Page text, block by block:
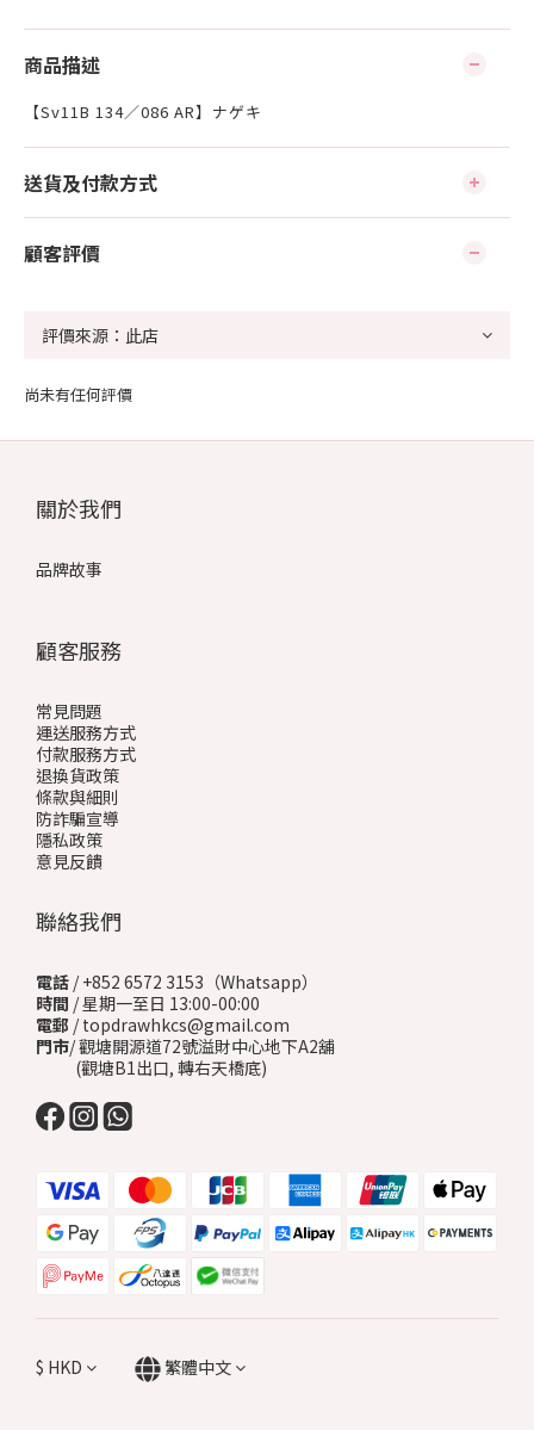
商品描述
【Sv11B 134／086 AR】ナゲキ
送貨及付款方式
顧客評價
尚未有任何評價
關於我們
品牌故事
顧客服務
常見問題
運送服務方式
付款服務方式
退換貨政策
條款與細則
防詐騙宣導
隱私政策
意見反饋
聯絡我們
電話 / +852 6572 3153（Whatsapp）
時間 / 星期一至日 13:00-00:00
電郵 / topdrawhkcs@gmail.com
門市/ 觀塘開源道72號溢財中心地下A2舖
(觀塘B1出口, 轉右天橋底)
$ HKD 繁體中文